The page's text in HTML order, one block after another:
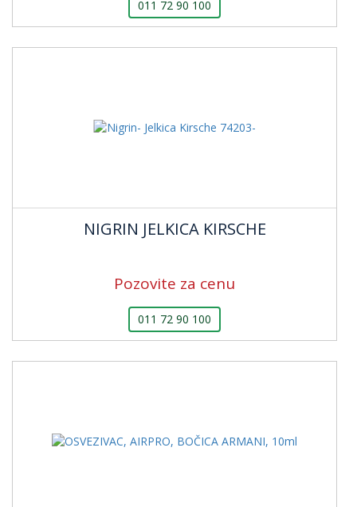
011 72 90 100
NIGRIN JELKICA KIRSCHE
Pozovite za cenu
011 72 90 100